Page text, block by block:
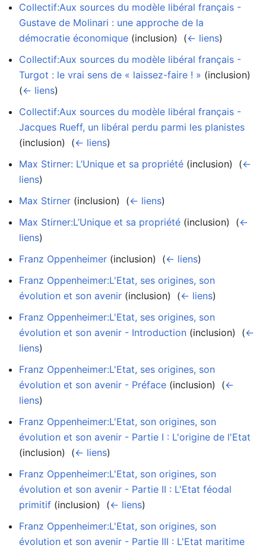
Collectif:Aux sources du modèle libéral français -
Gustave de Molinari : une approche de la
démocratie économique (inclusion) ‎ (← liens)
Collectif:Aux sources du modèle libéral français -
Turgot : le vrai sens de « laissez-faire ! » (inclusion) ‎
(← liens)
Collectif:Aux sources du modèle libéral français -
Jacques Rueff, un libéral perdu parmi les planistes
(inclusion) ‎ (← liens)
Max Stirner: L’Unique et sa propriété (inclusion) ‎ (←
liens)
Max Stirner (inclusion) ‎ (← liens)
Max Stirner:L’Unique et sa propriété (inclusion) ‎ (←
liens)
Franz Oppenheimer (inclusion) ‎ (← liens)
Franz Oppenheimer:L'Etat, ses origines, son
évolution et son avenir (inclusion) ‎ (← liens)
Franz Oppenheimer:L'Etat, ses origines, son
évolution et son avenir - Introduction (inclusion) ‎ (←
liens)
Franz Oppenheimer:L'Etat, ses origines, son
évolution et son avenir - Préface (inclusion) ‎ (←
liens)
Franz Oppenheimer:L'Etat, son origines, son
évolution et son avenir - Partie I : L'origine de l'Etat
(inclusion) ‎ (← liens)
Franz Oppenheimer:L'Etat, son origines, son
évolution et son avenir - Partie II : L'Etat féodal
primitif (inclusion) ‎ (← liens)
Franz Oppenheimer:L'Etat, son origines, son
évolution et son avenir - Partie III : L'Etat maritime